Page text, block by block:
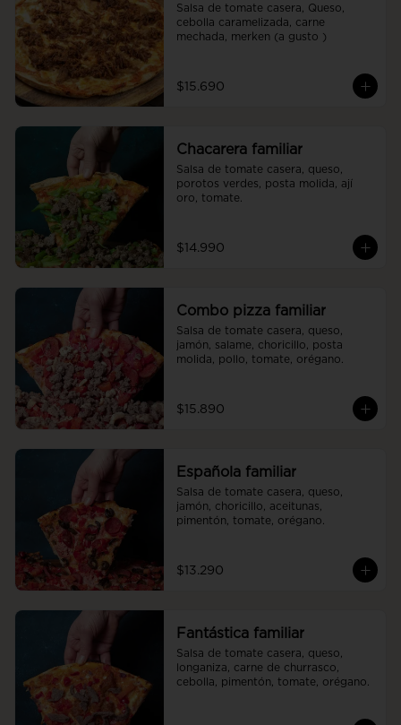
Salsa de tomate casera, Queso,
cebolla caramelizada, carne
mechada, merken (a gusto )
$15.690
Chacarera familiar
Salsa de tomate casera, queso,
porotos verdes, posta molida, ají
oro, tomate.
$14.990
Combo pizza familiar
Salsa de tomate casera, queso,
jamón, salame, choricillo, posta
molida, pollo, tomate, orégano.
$15.890
Española familiar
Salsa de tomate casera, queso,
jamón, choricillo, aceitunas,
pimentón, tomate, orégano.
$13.290
Fantástica familiar
Salsa de tomate casera, queso,
longaniza, carne de churrasco,
cebolla, pimentón, tomate, orégano.